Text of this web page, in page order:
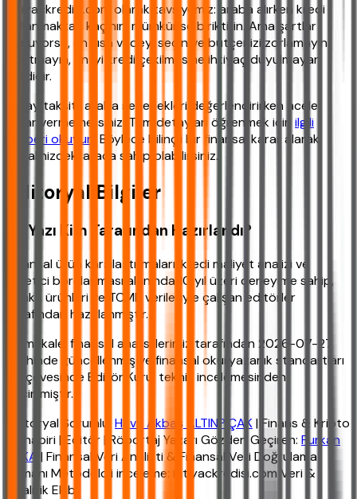
ihtiyackredisi.com olarak tavsiyemiz: araba alırken kredi
kullanmaktan kaçının, mümkünse biriktirin. Ama şartlar
zorluyorsa, en kısa vadeyi seçin ve bütçenizi zorlamayın.
Unutmayın, en iyi kredi çekilmesine ihtiyaç duyulmayan
kredidir.
48 ay taksitli araba seçenekleri değerlendirirken acele
karar vermemelisiniz. Tüm detayları öğrenmek için ilgili
rehberi okuyun . Böylece bilinçli bir finansal karar alarak
hayalinizdeki araca sahip olabilirsiniz.
Editoryal Bilgiler
Bu Yazı Kim Tarafından Hazırlandı?
Finansal ürün karşılaştırmaları, kredi maliyet analizi ve
tüketici borçlanması alanında 10 yıl üzeri deneyime sahip,
banka ürünleri ve TCMB verileriyle çalışan editörler
tarafından hazırlanmıştır.
Bu makale, finansal analistlerimiz tarafından 2026-07-27
tarihinde güncellenmiş ve finansal okuryazarlık standartları
çerçevesinde Editör Kurul teknik incelemesinden
geçirilmiştir.
Editoryal Sorumlu: Hava Akbaş ALTINPIÇAK| Finans & Kripto
Muhabiri | Editör | Röportaj Yazarı Gözden Geçiren: Furkan
YAKA | Finansal Veri Analisti & Finansal Veri Doğrulama
Uzmanı Metodoloji inceleme: ihtiyackredisi.com Veri &
Analitik Ekibi